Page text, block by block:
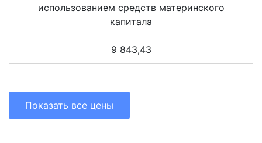
использованием средств материнского
капитала
9 843,43
Показать все цены